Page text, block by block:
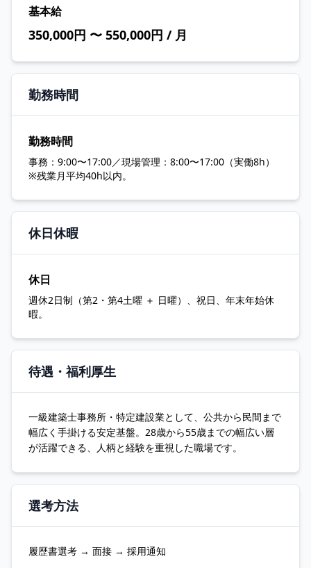
基本給
350,000円 〜 550,000円 / 月
勤務時間
勤務時間
事務：9:00〜17:00／現場管理：8:00〜17:00（実働8h）
※残業月平均40h以内。
休日休暇
休日
週休2日制（第2・第4土曜 ＋ 日曜）、祝日、年末年始休
暇。
待遇・福利厚生
一級建築士事務所・特定建設業として、公共から民間まで
幅広く手掛ける安定基盤。28歳から55歳までの幅広い層
が活躍できる、人柄と経験を重視した職場です。
選考方法
履歴書選考 → 面接 → 採用通知